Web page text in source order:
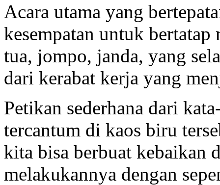
Acara utama yang
kesempatan untuk
tua, jompo, janda, yang
dari kerabat kerja yang
Petikan sederhana dari
tercantum di kaos biru
kita bisa berbuat kebaikan
melakukannya dengan